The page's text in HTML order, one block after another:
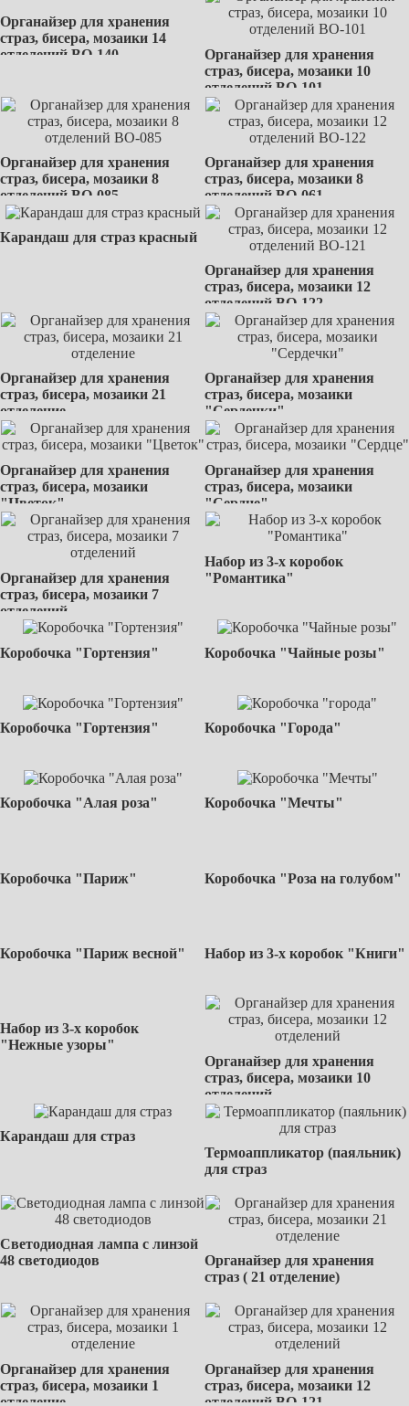
Органайзер для хранения
страз, бисера, мозаики 14
отделений BО-140
Органайзер для хранения
страз, бисера, мозаики 10
отделений BО-101
Органайзер для хранения
страз, бисера, мозаики 8
отделений BО-085
Органайзер для хранения
страз, бисера, мозаики 8
отделений BО-061
Карандаш для страз красный
Органайзер для хранения
страз, бисера, мозаики 12
отделений BО-122
Органайзер для хранения
страз, бисера, мозаики 21
отделение
Органайзер для хранения
страз, бисера, мозаики
"Сердечки"
Органайзер для хранения
страз, бисера, мозаики
"Цветок"
Органайзер для хранения
страз, бисера, мозаики
"Сердце"
Органайзер для хранения
страз, бисера, мозаики 7
отделений
Набор из 3-х коробок
"Романтика"
Коробочка "Гортензия" Коробочка "Чайные розы"
Коробочка "Гортензия" Коробочка "Города"
Коробочка "Алая роза" Коробочка "Мечты"
Коробочка "Париж" Коробочка "Роза на голубом"
Коробочка "Париж весной" Набор из 3-х коробок "Книги"
Набор из 3-х коробок
"Нежные узоры"
Органайзер для хранения
страз, бисера, мозаики 10
отделений
Карандаш для страз
Термоаппликатор (паяльник)
для страз
Светодиодная лампа с линзой
48 светодиодов
Органайзер для хранения
страз ( 21 отделение)
Органайзер для хранения
страз, бисера, мозаики 1
отделение
Органайзер для хранения
страз, бисера, мозаики 12
отделений BО-121